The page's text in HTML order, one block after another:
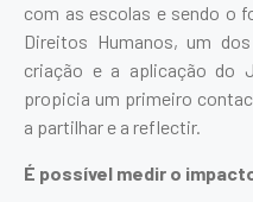
com as escolas e sendo o
Direitos Humanos, um
criação e a aplicação do
propicia um primeiro
a partilhar e a reflectir.
É possível medir o